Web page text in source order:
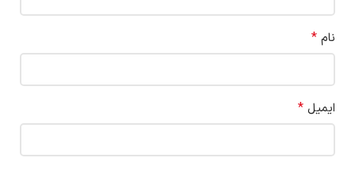
نام *
ایمیل *